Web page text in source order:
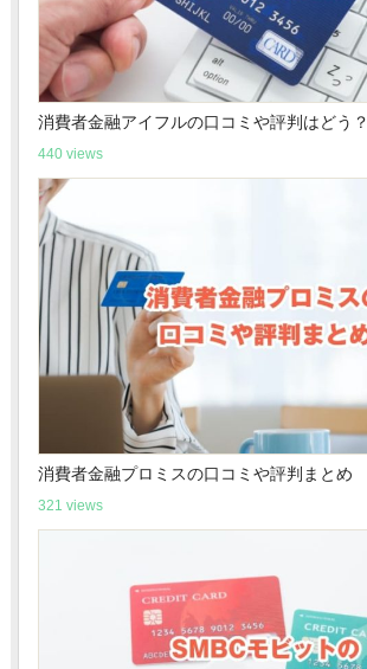
消費者金融アイフルの口コミや評判はどう？
440 views
消費者金融プロミスの口コミや評判まとめ
321 views